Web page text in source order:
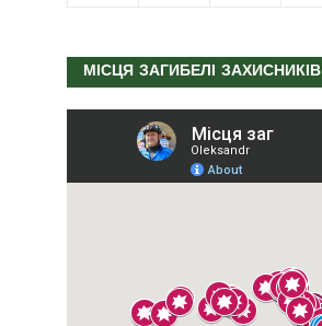
МІСЦЯ ЗАГИБЕЛІ ЗАХИСНИКІВ